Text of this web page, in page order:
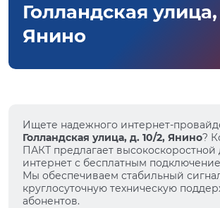
Голландская улица,
Янино
Ищете надежного интернет-
Голландская улица, д. 10/2, Янино?
ПАКТ предлагает
интернет с бесплатным
Мы обеспечиваем стабильный
круглосуточную техническую
абонентов.